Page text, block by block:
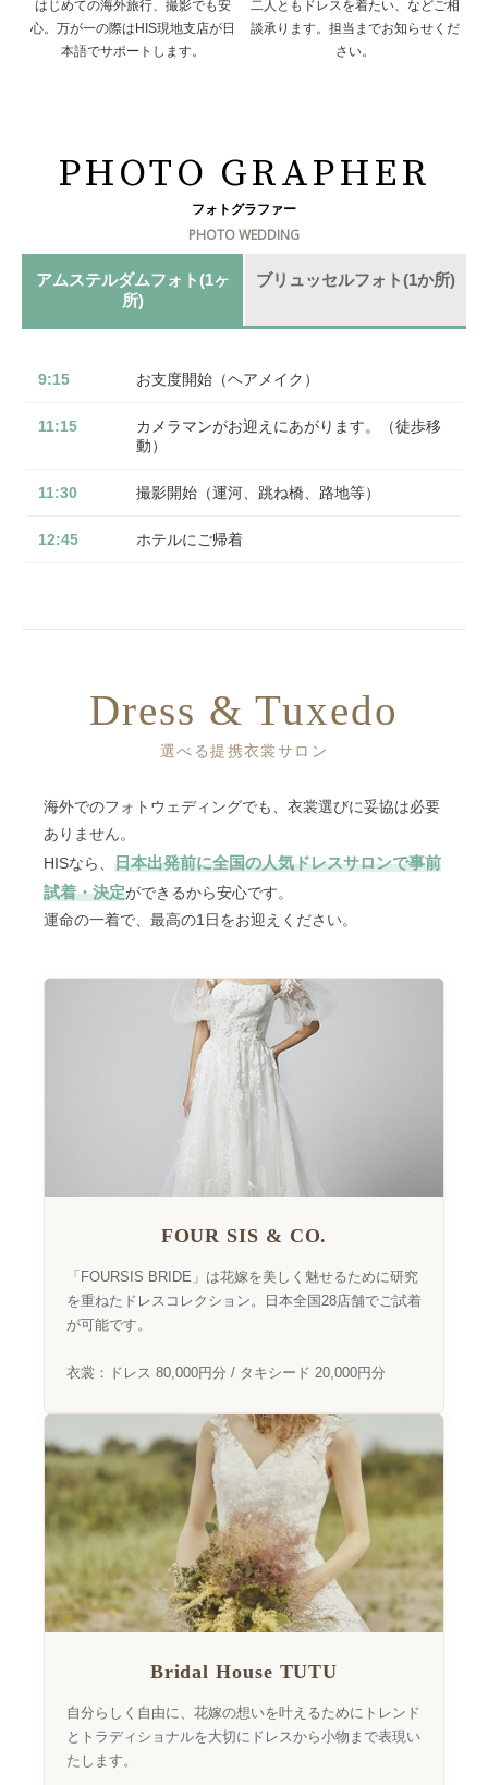
はじめての海外旅行、撮影でも安
心。万が一の際はHIS現地支店が日
本語でサポートします。
二人ともドレスを着たい、などご相
談承ります。担当までお知らせくだ
さい。
PHOTO GRAPHER
フォトグラファー
PHOTO WEDDING
アムステルダムフォト(1ヶ
所)
9:15 お支度開始（ヘアメイク）
11:15
カメラマンがお迎えにあがります。（徒歩移
動）
11:30 撮影開始（運河、跳ね橋、路地等）
12:45 ホテルにご帰着
ブリュッセルフォト(1か所)
Dress & Tuxedo
選べる提携衣裳サロン
海外でのフォトウェディングでも、衣裳選びに妥協は必要
ありません。
HISなら、 日本出発前に全国の人気ドレスサロンで事前
試着・決定ができるから安心です。
運命の一着で、最高の1日をお迎えください。
FOUR SIS & CO.
「FOURSIS BRIDE」は花嫁を美しく魅せるために研究
を重ねたドレスコレクション。日本全国28店舗でご試着
が可能です。
衣裳：ドレス 80,000円分 / タキシード 20,000円分
Bridal House TUTU
自分らしく自由に、花嫁の想いを叶えるためにトレンド
とトラディショナルを大切にドレスから小物まで表現い
たします。